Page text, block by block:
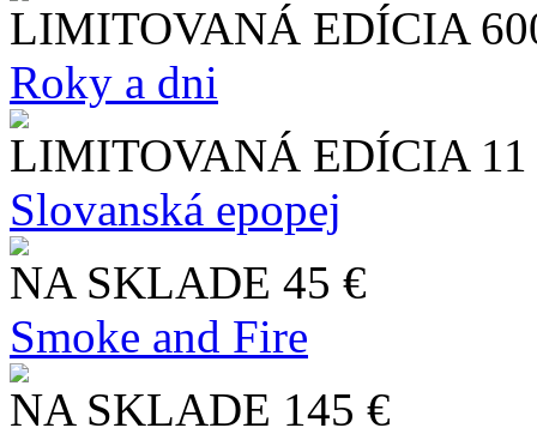
LIMITOVANÁ EDÍCIA
Roky a dni
LIMITOVANÁ EDÍCIA
Slo​vanská epopej
NA SKLADE 45 €
Smoke and Fire
NA SKLADE 145 €